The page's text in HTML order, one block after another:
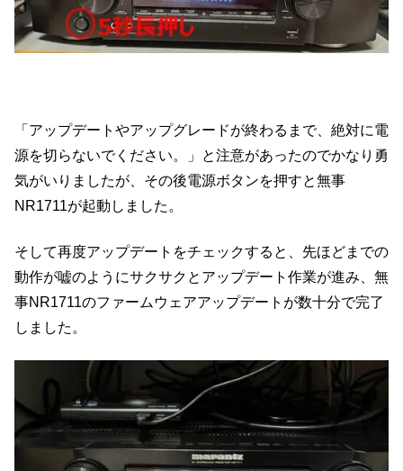
「アップデートやアップグレードが終わるまで、絶対に電
源を切らないでください。」と注意があったのでかなり勇
気がいりましたが、その後電源ボタンを押すと無事
NR1711が起動しました。
そして再度アップデートをチェックすると、先ほどまでの
動作が嘘のようにサクサクとアップデート作業が進み、無
事NR1711のファームウェアアップデートが数十分で完了
しました。